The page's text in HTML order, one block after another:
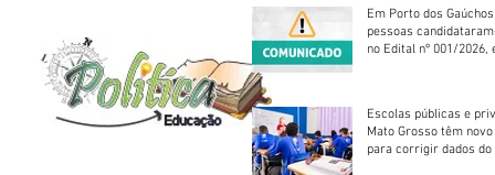
Em Porto dos
pessoas
no Edital nº 001/2026,
Escolas públicas e
Mato Grosso têm
para corrigir dados do